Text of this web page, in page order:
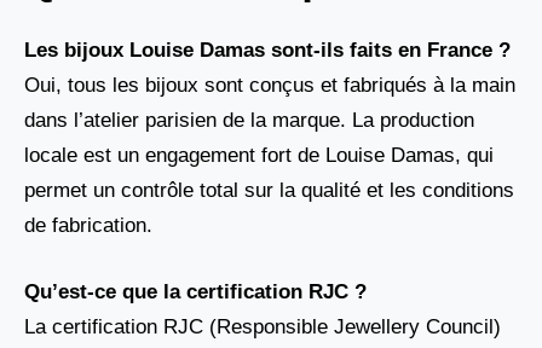
Les bijoux Louise Damas sont-ils faits en France ?
Oui, tous les bijoux sont conçus et fabriqués à la main
dans l’atelier parisien de la marque. La production
locale est un engagement fort de Louise Damas, qui
permet un contrôle total sur la qualité et les conditions
de fabrication.
Qu’est-ce que la certification RJC ?
La certification RJC (Responsible Jewellery Council)